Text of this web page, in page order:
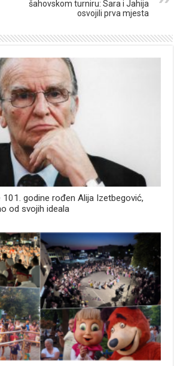
šahovskom turniru: Sara i Jahija
osvojili prva mjesta
101. godine rođen Alija Izetbegović,
od svojih ideala